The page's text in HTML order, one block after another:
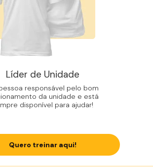
Líder de Unidade
responsável pelo bom
da unidade e está
disponível para ajudar!
Quero treinar aqui!